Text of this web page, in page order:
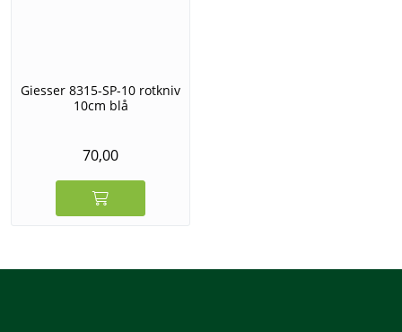
Giesser 8315-SP-10 rotkniv
10cm blå
70,00